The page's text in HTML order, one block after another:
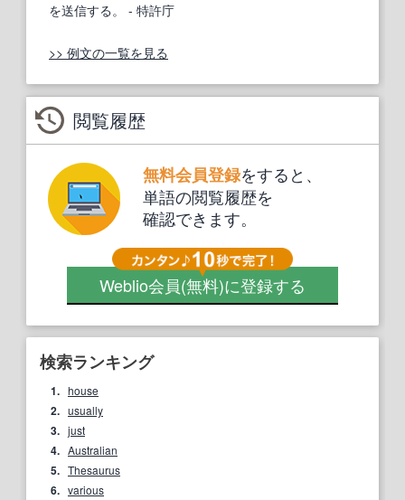
を送信する。
- 特許庁
>> 例文の一覧を見る
閲覧履歴
無料会員登録をすると、
単語の閲覧履歴を
確認できます。
Weblio会員(無料)に登録する
検索ランキング
1. house
2. usually
3. just
4. Australian
5. Thesaurus
6. various